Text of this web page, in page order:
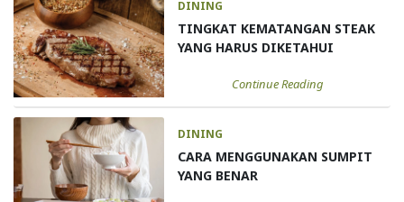
DINING
TINGKAT KEMATANGAN STEAK
YANG HARUS DIKETAHUI
Continue Reading
DINING
CARA MENGGUNAKAN SUMPIT
YANG BENAR